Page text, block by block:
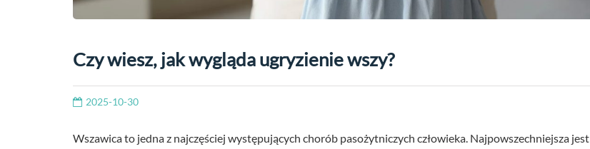
Czy wiesz, jak wygląda ugryzienie wszy?
2025-10-30
Wszawica to jedna z najczęściej występujących chorób pasożytniczych człowieka. Najpowszechniejsza jest